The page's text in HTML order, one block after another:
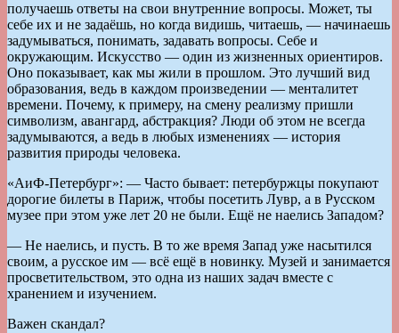
получаешь ответы на свои внутренние вопросы. Может, ты
себе их и не задаёшь, но когда видишь, читаешь, — начинаешь
задумываться, понимать, задавать вопросы. Себе и
окружающим. Искусство — один из жизненных ориентиров.
Оно показывает, как мы жили в прошлом. Это лучший вид
образования, ведь в каждом произведении — менталитет
времени. Почему, к примеру, на смену реализму пришли
символизм, авангард, абстракция? Люди об этом не всегда
задумываются, а ведь в любых изменениях — история
развития природы человека.
«АиФ-Петербург»: — Часто бывает: петербуржцы покупают
дорогие билеты в Париж, чтобы посетить Лувр, а в Русском
музее при этом уже лет 20 не были. Ещё не наелись Западом?
— Не наелись, и пусть. В то же время Запад уже насытился
своим, а русское им — всё ещё в новинку. Музей и занимается
просветительством, это одна из наших задач вместе с
хранением и изучением.
Важен скандал?